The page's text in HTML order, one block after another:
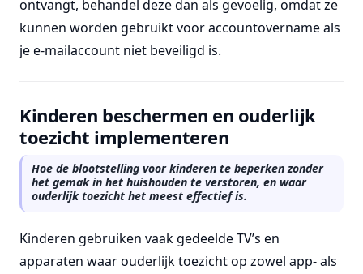
ontvangt, behandel deze dan als gevoelig, omdat ze
kunnen worden gebruikt voor accountovername als
je e-mailaccount niet beveiligd is.
Kinderen beschermen en ouderlijk
toezicht implementeren
Hoe de blootstelling voor kinderen te beperken zonder
het gemak in het huishouden te verstoren, en waar
ouderlijk toezicht het meest effectief is.
Kinderen gebruiken vaak gedeelde TV’s en
apparaten waar ouderlijk toezicht op zowel app- als